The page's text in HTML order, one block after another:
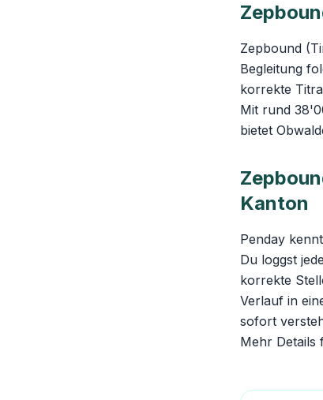
Zepbound
Begleitung
korrekte
Mit rund
bietet
Kanton
Penday
Du loggst
korrekte
Verlauf in
sofort
Mehr Details